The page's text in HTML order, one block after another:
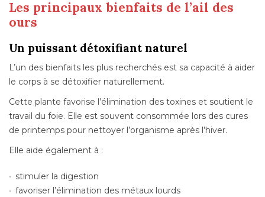
Les principaux bienfaits de l’ail des
ours
Un puissant détoxifiant naturel
L’un des bienfaits les plus recherchés est sa capacité à aider
le corps à se détoxifier naturellement.
Cette plante favorise l’élimination des toxines et soutient le
travail du foie. Elle est souvent consommée lors des cures
de printemps pour nettoyer l’organisme après l’hiver.
Elle aide également à :
stimuler la digestion
favoriser l’élimination des métaux lourds